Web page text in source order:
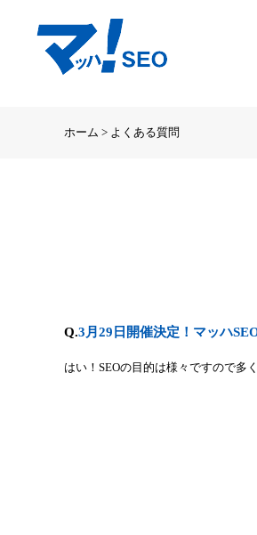
ホーム > よくある質問
Q.3月29日開催決定！マッハ
はい！SEOの目的は様々ですので多